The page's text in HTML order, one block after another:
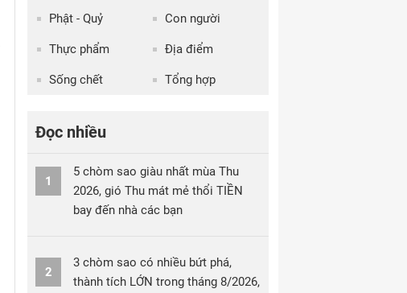
Phật - Quỷ Con người
Thực phẩm Địa điểm
Sống chết Tổng hợp
Đọc nhiều
1
5 chòm sao giàu nhất mùa Thu
2026, gió Thu mát mẻ thổi TIỀN
bay đến nhà các bạn
2
3 chòm sao có nhiều bứt phá,
thành tích LỚN trong tháng 8/2026,